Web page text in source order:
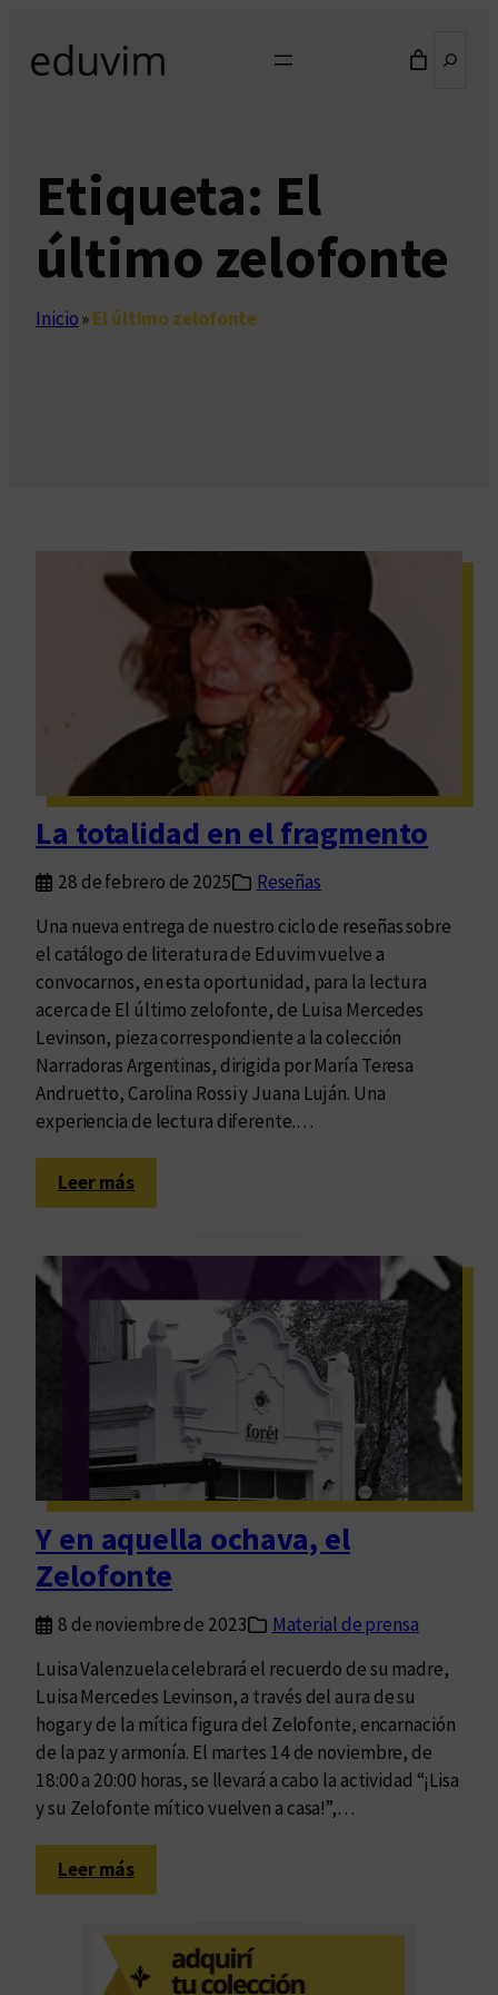
contenido
Etiqueta: El
último zelofonte
Inicio»El último zelofonte
La totalidad en el fragmento
28 de febrero de 2025
Reseñas
Una nueva entrega de nuestro ciclo de reseñas sobre
el catálogo de literatura de Eduvim vuelve a
convocarnos, en esta oportunidad, para la lectura
acerca de El último zelofonte, de Luisa Mercedes
Levinson, pieza correspondiente a la colección
Narradoras Argentinas, dirigida por María Teresa
Andruetto, Carolina Rossi y Juana Luján. Una
experiencia de lectura diferente.…
Leer más:
L
t
a
i
d
a
d
e
n
e
l
f
a
g
m
e
n
t
o
Y en aquella ochava, el
Zelofonte
8 de noviembre de 2023
Material de prensa
Luisa Valenzuela celebrará el recuerdo de su madre,
Luisa Mercedes Levinson, a través del aura de su
hogar y de la mítica figura del Zelofonte, encarnación
de la paz y armonía. El martes 14 de noviembre, de
18:00 a 20:00 horas, se llevará a cabo la actividad “¡Lisa
y su Zelofonte mítico vuelven a casa!”,…
Leer más:
Y
a